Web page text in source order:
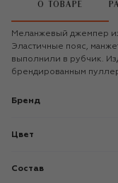
О ТОВАРЕ
Меланжевый джемпер
Эластичные пояс,
выполнили в рубчик.
брендированным
Бренд
Цвет
Состав